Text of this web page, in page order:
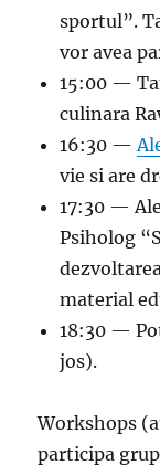
sportul”.
vor avea
15:00 —
culinara
16:30 —
vie si are
17:30 —
Psiholog
material
18:30 —
jos).
Workshops
participa